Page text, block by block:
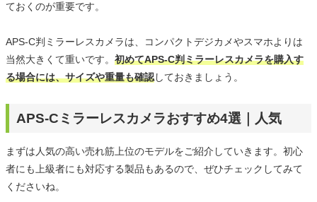
ておくのが重要です。
APS-C判ミラーレスカメラは、コンパクトデジカメやスマホよりは
当然大きくて重いです。 初めてAPS-C判ミラーレスカメラを購入す
る場合には、サイズや重量も確認しておきましょう。
APS-Cミラーレスカメラおすすめ4選｜人気
まずは人気の高い売れ筋上位のモデルをご紹介していきます。初心
者にも上級者にも対応する製品もあるので、ぜひチェックしてみて
くださいね。